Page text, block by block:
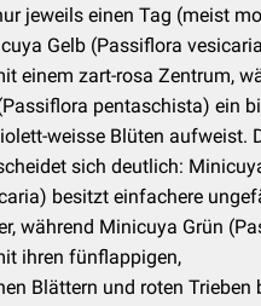
jeweils einen Tag (meist
Gelb (Passiflora
einem zart-rosa Zentrum,
pentaschista) ein
weisse Blüten aufweist.
sich deutlich:
besitzt einfachere
während Minicuya Grün
ihren fünflappigen,
Blättern und roten Trieben